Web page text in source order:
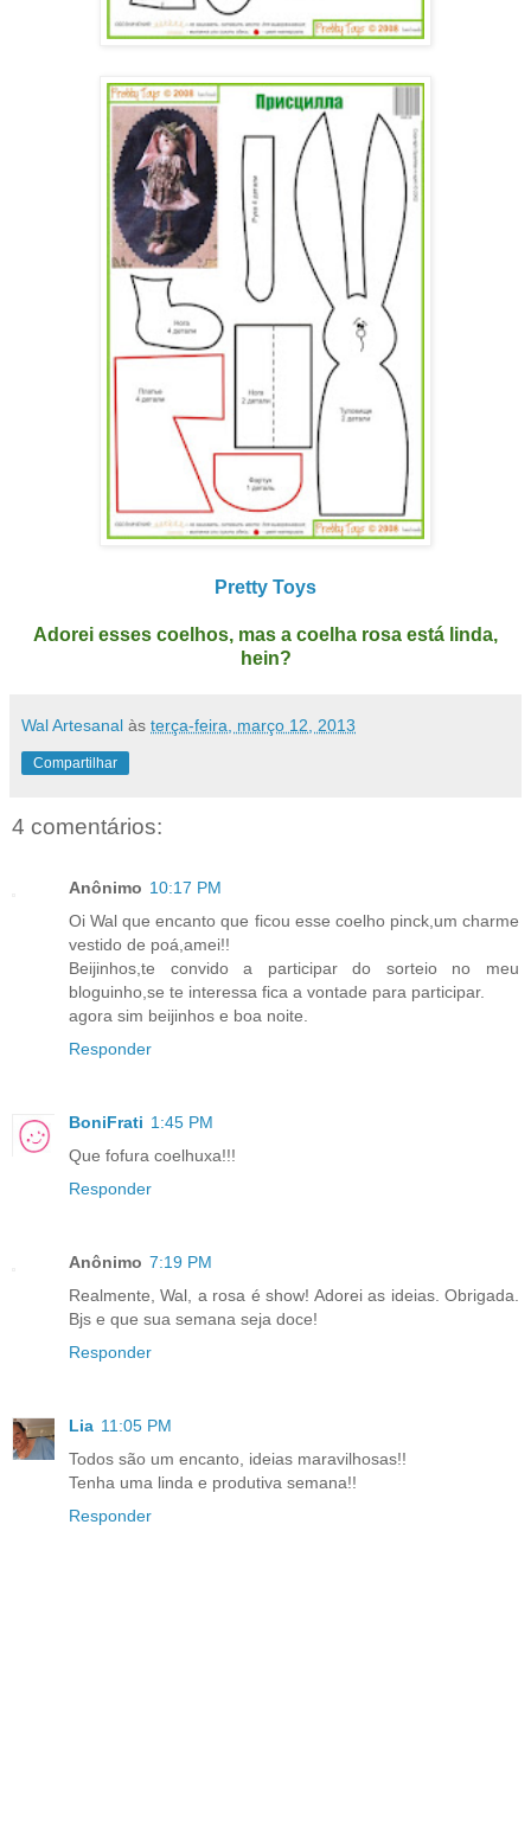
Pretty Toys
Adorei esses coelhos, mas a coelha rosa está linda,
hein?
Wal Artesanal às terça-feira, março 12, 2013
Compartilhar
4 comentários:
Anônimo 10:17 PM
Oi Wal que encanto que ficou esse coelho pinck,um charme
vestido de poá,amei!!
Beijinhos,te convido a participar do sorteio no meu
bloguinho,se te interessa fica a vontade para participar.
agora sim beijinhos e boa noite.
Responder
BoniFrati 1:45 PM
Que fofura coelhuxa!!!
Responder
Anônimo 7:19 PM
Realmente, Wal, a rosa é show! Adorei as ideias. Obrigada.
Bjs e que sua semana seja doce!
Responder
Lia 11:05 PM
Todos são um encanto, ideias maravilhosas!!
Tenha uma linda e produtiva semana!!
Responder